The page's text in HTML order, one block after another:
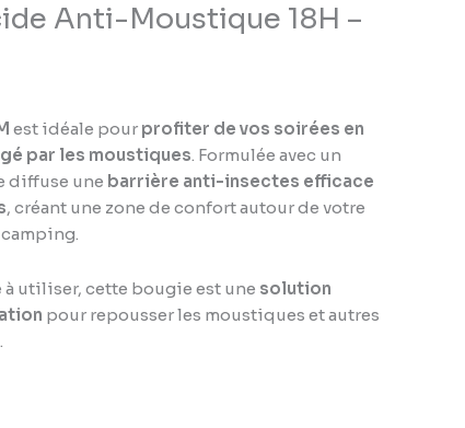
Anti-Moustique 18H –
est idéale pour profiter de vos soirées en
par les moustiques. Formulée avec un
diffuse une barrière anti-insectes efficace
, créant une zone de confort autour de votre
utiliser, cette bougie est une solution
pour repousser les moustiques et autres